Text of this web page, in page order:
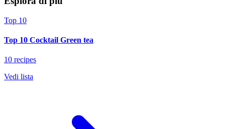
Top 10
Top 10 Cocktail Green tea
10 recipes
Vedi lista